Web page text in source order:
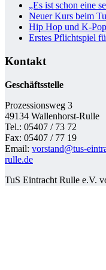
„Es ist schon eine
Neuer Kurs beim
Hip Hop und K-
Erstes Pflichtspiel
Kontakt
Geschäftsstelle
Prozessionsweg 3
49134 Wallenhorst-Rulle
Tel.: 05407 / 73 72
Fax: 05407 / 77 19
Email: vorstand@tus-
rulle.de
TuS Eintracht Rulle e.V.